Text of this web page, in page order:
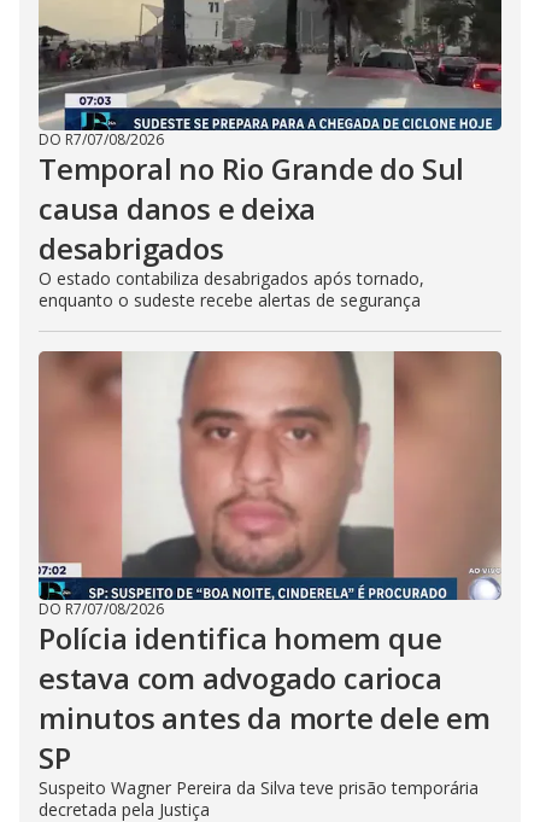
DO R7/07/08/2026
Temporal no Rio Grande do Sul
causa danos e deixa
desabrigados
O estado contabiliza desabrigados após tornado,
enquanto o sudeste recebe alertas de segurança
DO R7/07/08/2026
Polícia identifica homem que
estava com advogado carioca
minutos antes da morte dele em
SP
Suspeito Wagner Pereira da Silva teve prisão temporária
decretada pela Justiça